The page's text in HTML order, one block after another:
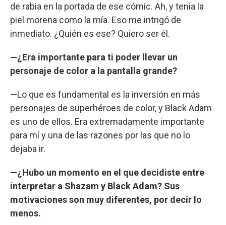
de rabia en la portada de ese cómic. Ah, y tenía la
piel morena como la mía. Eso me intrigó de
inmediato. ¿Quién es ese? Quiero ser él.
—¿Era importante para ti poder llevar un
personaje de color a la pantalla grande?
—Lo que es fundamental es la inversión en más
personajes de superhéroes de color, y Black Adam
es uno de ellos. Era extremadamente importante
para mí y una de las razones por las que no lo
dejaba ir.
—¿Hubo un momento en el que decidiste entre
interpretar a Shazam y Black Adam? Sus
motivaciones son muy diferentes, por decir lo
menos.